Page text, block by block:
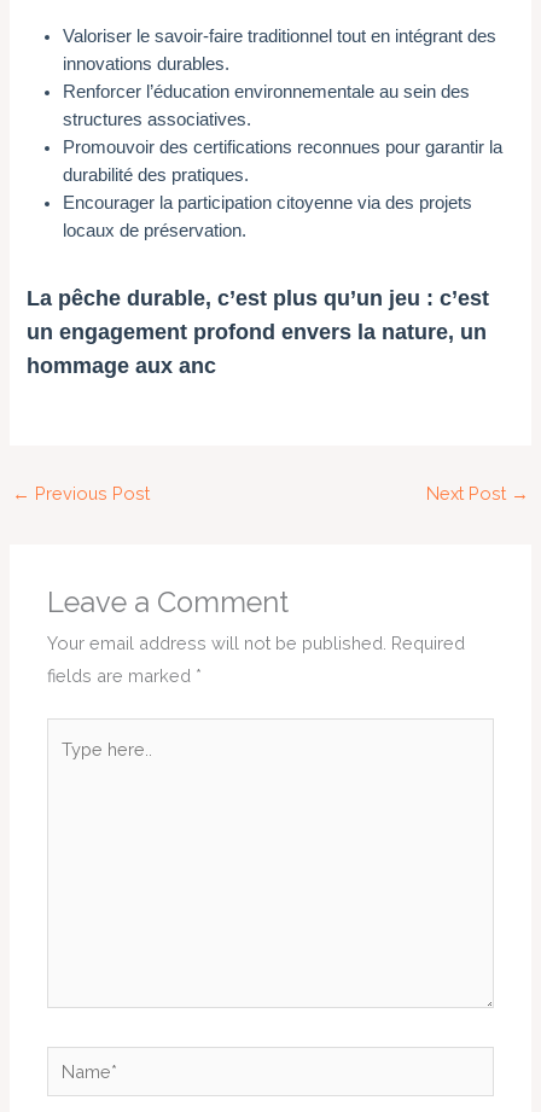
Valoriser le savoir-faire traditionnel tout en intégrant des
innovations durables.
Renforcer l’éducation environnementale au sein des
structures associatives.
Promouvoir des certifications reconnues pour garantir la
durabilité des pratiques.
Encourager la participation citoyenne via des projets
locaux de préservation.
La pêche durable, c’est plus qu’un jeu : c’est
un engagement profond envers la nature, un
hommage aux anc
← Previous Post Next Post →
Leave a Comment
Your email address will not be published. Required
fields are marked *
here..
Name*